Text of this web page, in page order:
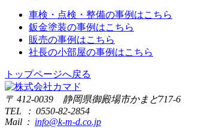
車検・点検・整備の事例はこちら
鈑金塗装の事例はこちら
販売の事例はこちら
社長の小部屋の事例はこちら
トップページへ戻る
〒 412-0039 静岡県御殿場市かまど717-6
TEL : 0550-82-2854
Mail : info@k-m-d.co.jp